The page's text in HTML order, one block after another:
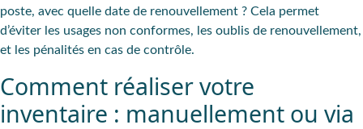
poste, avec quelle date de renouvellement ? Cela permet
d’éviter les usages non conformes, les oublis de renouvellement,
et les pénalités en cas de contrôle.
Comment réaliser votre
inventaire : manuellement ou via